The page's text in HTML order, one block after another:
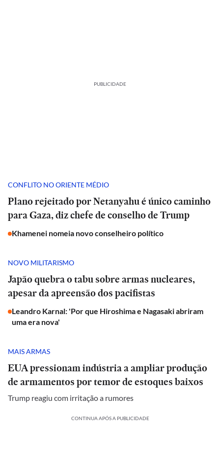
PUBLICIDADE
CONFLITO NO ORIENTE MÉDIO
Plano rejeitado por Netanyahu é único caminho
para Gaza, diz chefe de conselho de Trump
Khamenei nomeia novo conselheiro político
NOVO MILITARISMO
Japão quebra o tabu sobre armas nucleares,
apesar da apreensão dos pacifistas
Leandro Karnal: 'Por que Hiroshima e Nagasaki abriram
uma era nova'
MAIS ARMAS
EUA pressionam indústria a ampliar produção
de armamentos por temor de estoques baixos
Trump reagiu com irritação a rumores
CONTINUA APÓS A PUBLICIDADE